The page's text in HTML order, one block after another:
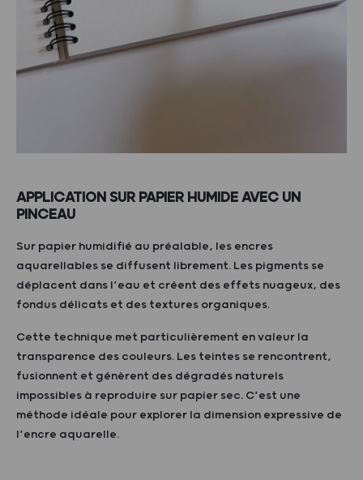
APPLICATION SUR PAPIER HUMIDE AVEC UN
PINCEAU
Sur papier humidifié au préalable, les encres
aquarellables se diffusent librement. Les pigments se
déplacent dans l’eau et créent des effets nuageux, des
fondus délicats et des textures organiques.
Cette technique met particulièrement en valeur la
transparence des couleurs. Les teintes se rencontrent,
fusionnent et génèrent des dégradés naturels
impossibles à reproduire sur papier sec. C’est une
méthode idéale pour explorer la dimension expressive de
l’encre aquarelle.